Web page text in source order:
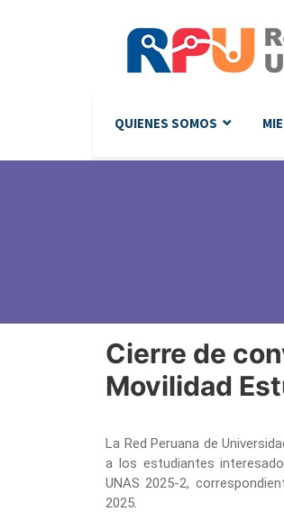
QUIENES SOMOS
Cierre de
Movilidad
La Red Peruana de
a los estudiantes
UNAS 2025-2,
2025.